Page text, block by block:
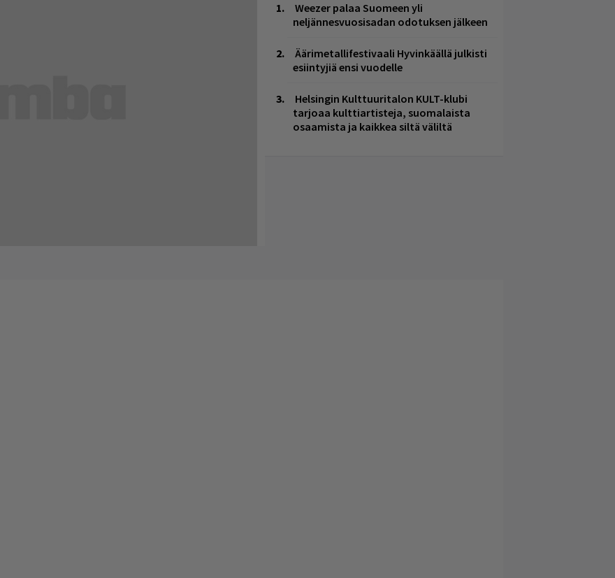
Weezer palaa Suomeen yli
neljännesvuosisadan odotuksen jälkeen
Äärimetallifestivaali Hyvinkäällä julkisti
esiintyjiä ensi vuodelle
Helsingin Kulttuuritalon KULT-klubi
tarjoaa kulttiartisteja, suomalaista
osaamista ja kaikkea siltä väliltä